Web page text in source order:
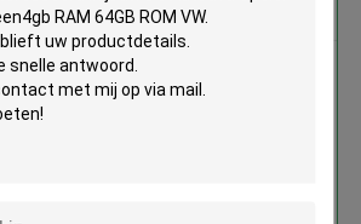
de beste prijs voor
De Autodvd Speler van touch
screen4gb RAM 64GB ROM VW